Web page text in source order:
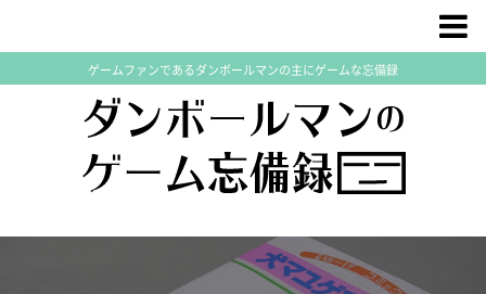
ゲームファンであるダンボールマンの主にゲームな忘備録